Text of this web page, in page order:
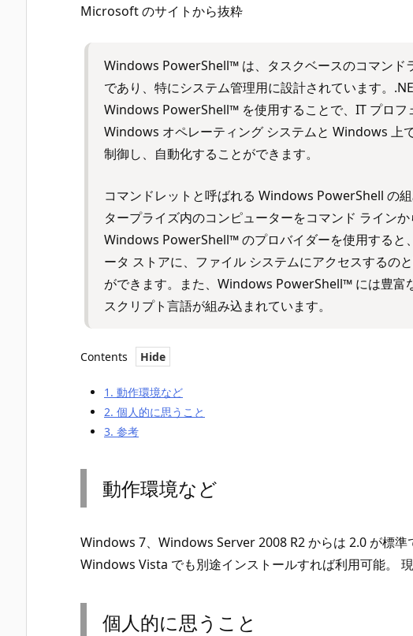
Microsoft のサイトから抜粋
Windows PowerShell™ は、タスクベースのコマンド
であり、特にシステム管理用に設計されています。
Windows PowerShell™ を使用することで、IT プロフ
Windows オペレーティング システムと Windows 上
制御し、自動化することができます。
コマンドレットと呼ばれる Windows PowerShell の
タープライズ内のコンピューターをコマンド ラインか
Windows PowerShell™ のプロバイダーを使用すると
ータ ストアに、ファイル システムにアクセスするの
ができます。また、Windows PowerShell™ には豊富
スクリプト言語が組み込まれています。
Contents
1. 動作環境など
2. 個人的に思うこと
3. 参考
動作環境など
Windows 7、Windows Server 2008 R2 からは 2.0 が標
Windows Vista でも別途インストールすれば利用可能。
個人的に思うこと